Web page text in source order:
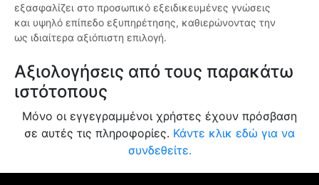
εξασφαλίζει στο προσωπικό εξειδικευμένες γνώσεις
και υψηλό επίπεδο εξυπηρέτησης, καθιερώνοντας την
ως ιδιαίτερα αξιόπιστη επιλογή.
Αξιολογήσεις από τους παρακάτω
ιστότοπους
Μόνο οι εγγεγραμμένοι χρήστες έχουν πρόσβαση
σε αυτές τις πληροφορίες. Κάντε κλικ εδώ για να
συνδεθείτε.